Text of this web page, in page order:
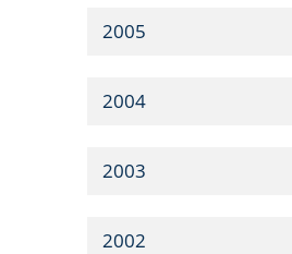
2005
2004
2003
2002